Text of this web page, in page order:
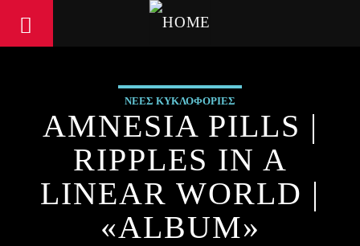
ΝΕΕΣ ΚΥΚΛΟΦΟΡΙΕΣ
AMNESIA PILLS |
RIPPLES IN A
LINEAR WORLD |
«ALBUM»